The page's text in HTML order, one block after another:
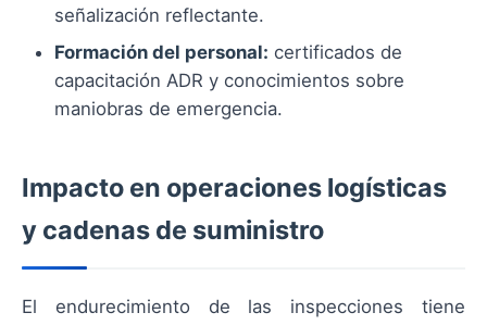
señalización reflectante.
Formación del personal: certificados de
capacitación ADR y conocimientos sobre
maniobras de emergencia.
Impacto en operaciones logísticas
y cadenas de suministro
El endurecimiento de las inspecciones tiene